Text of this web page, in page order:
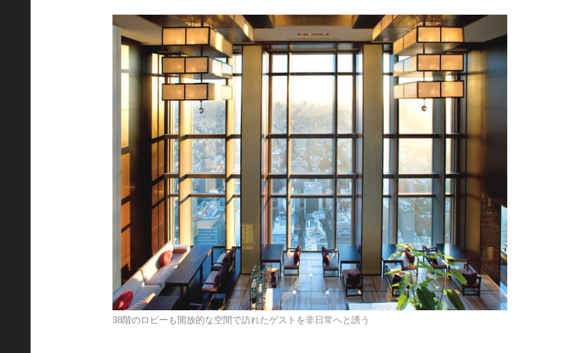
38階のロビーも開放的な空間で訪れたゲストを非日常へと誘う